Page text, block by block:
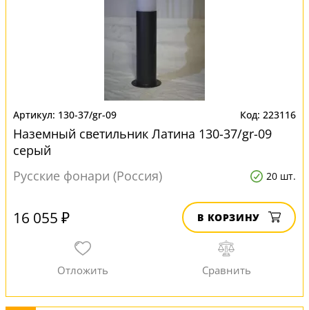
130-37/gr-09 223116
Наземный светильник Латина 130-37/gr-09
серый
Русские фонари (Россия)
20 шт.
16 055 ₽ В КОРЗИНУ